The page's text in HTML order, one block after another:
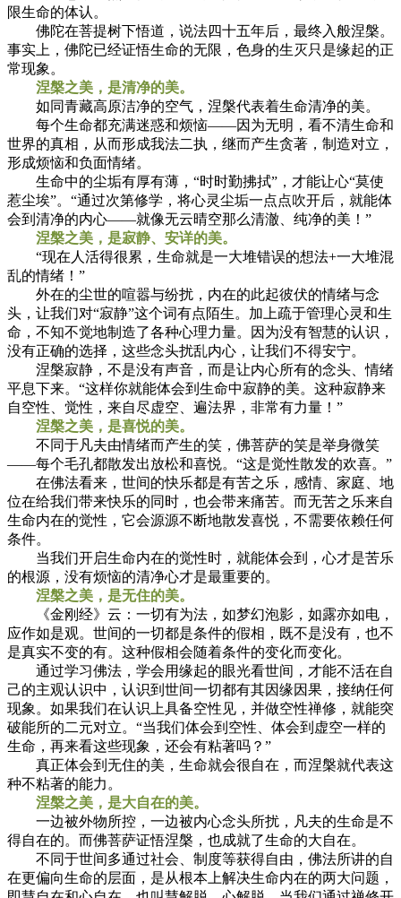
限生命的体认。
佛陀在菩提树下悟道，说法四十五年后，最终入般涅槃。
事实上，佛陀已经证悟生命的无限，色身的生灭只是缘起的正
常现象。
涅槃之美，是清净的美。
如同青藏高原洁净的空气，涅槃代表着生命清净的美。
每个生命都充满迷惑和烦恼——因为无明，看不清生命和
世界的真相，从而形成我法二执，继而产生贪著，制造对立，
形成烦恼和负面情绪。
生命中的尘垢有厚有薄，“时时勤拂拭”，才能让心“莫使
惹尘埃”。“通过次第修学，将心灵尘垢一点点吹开后，就能体
会到清净的内心——就像无云晴空那么清澈、纯净的美！”
涅槃之美，是寂静、安详的美。
“现在人活得很累，生命就是一大堆错误的想法+一大堆混
乱的情绪！”
外在的尘世的喧嚣与纷扰，内在的此起彼伏的情绪与念
头，让我们对“寂静”这个词有点陌生。加上疏于管理心灵和生
命，不知不觉地制造了各种心理力量。因为没有智慧的认识，
没有正确的选择，这些念头扰乱内心，让我们不得安宁。
涅槃寂静，不是没有声音，而是让内心所有的念头、情绪
平息下来。“这样你就能体会到生命中寂静的美。这种寂静来
自空性、觉性，来自尽虚空、遍法界，非常有力量！”
涅槃之美，是喜悦的美。
不同于凡夫由情绪而产生的笑，佛菩萨的笑是举身微笑
——每个毛孔都散发出放松和喜悦。“这是觉性散发的欢喜。”
在佛法看来，世间的快乐都是有苦之乐，感情、家庭、地
位在给我们带来快乐的同时，也会带来痛苦。而无苦之乐来自
生命内在的觉性，它会源源不断地散发喜悦，不需要依赖任何
条件。
当我们开启生命内在的觉性时，就能体会到，心才是苦乐
的根源，没有烦恼的清净心才是最重要的。
涅槃之美，是无住的美。
《金刚经》云：一切有为法，如梦幻泡影，如露亦如电，
应作如是观。世间的一切都是条件的假相，既不是没有，也不
是真实不变的有。这种假相会随着条件的变化而变化。
通过学习佛法，学会用缘起的眼光看世间，才能不活在自
己的主观认识中，认识到世间一切都有其因缘因果，接纳任何
现象。如果我们在认识上具备空性见，并做空性禅修，就能突
破能所的二元对立。“当我们体会到空性、体会到虚空一样的
生命，再来看这些现象，还会有粘著吗？”
真正体会到无住的美，生命就会很自在，而涅槃就代表这
种不粘著的能力。
涅槃之美，是大自在的美。
一边被外物所控，一边被内心念头所扰，凡夫的生命是不
得自在的。而佛菩萨证悟涅槃，也成就了生命的大自在。
不同于世间多通过社会、制度等获得自由，佛法所讲的自
在更偏向生命的层面，是从根本上解决生命内在的两大问题，